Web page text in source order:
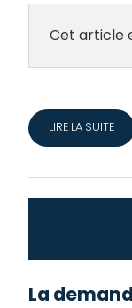
Cet article
LIRE LA SUITE
La